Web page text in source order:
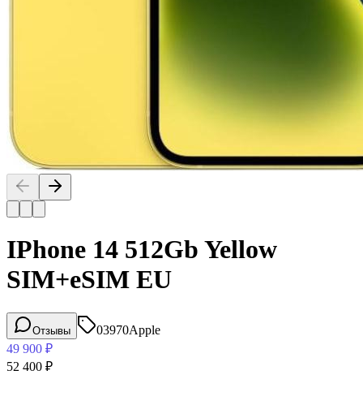
IPhone 14 512Gb Yellow
SIM+eSIM EU
Отзывы 03970Apple
49 900 ₽
52 400 ₽